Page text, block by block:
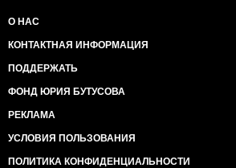
О НАС
КОНТАКТНАЯ ИНФОРМАЦИЯ
ПОДДЕРЖАТЬ
ФОНД ЮРИЯ БУТУСОВА
РЕКЛАМА
УСЛОВИЯ ПОЛЬЗОВАНИЯ
ПОЛИТИКА КОНФИДЕНЦИАЛЬНОСТИ